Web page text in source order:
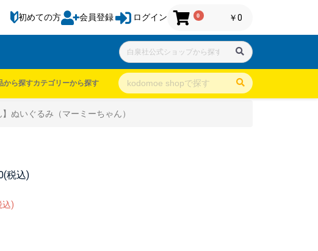
初めての方 会員登録 ログイン 0 ￥0
から探すカテゴリーから探す
】ぬいぐるみ（マーミーちゃん）
税込)
込)